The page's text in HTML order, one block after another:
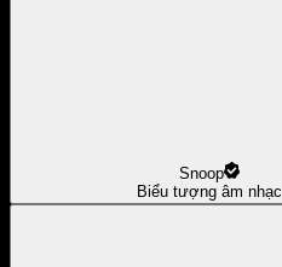
Snoop
Biểu tượng âm nhạc